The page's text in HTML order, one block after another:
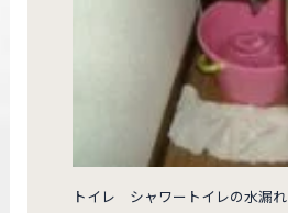
トイレ シャワートイレの水漏れ